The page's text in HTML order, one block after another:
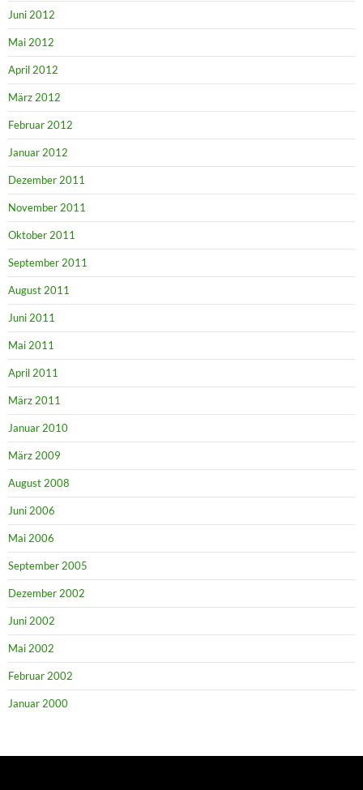
Juni 2012
Mai 2012
April 2012
März 2012
Februar 2012
Januar 2012
Dezember 2011
November 2011
Oktober 2011
September 2011
August 2011
Juni 2011
Mai 2011
April 2011
März 2011
Januar 2010
März 2009
August 2008
Juni 2006
Mai 2006
September 2005
Dezember 2002
Juni 2002
Mai 2002
Februar 2002
Januar 2000